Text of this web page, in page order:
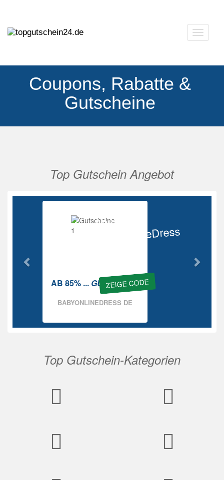
Coupons, Rabatte &
Gutscheine
Top Gutschein Angebot
Ab 85%
BabyOnlineDress
ZEIGE CODE
AB 85% ... GUTSCHEIN
BABYONLINEDRESS DE
Vorherige
Top Gutschein-Kategorien